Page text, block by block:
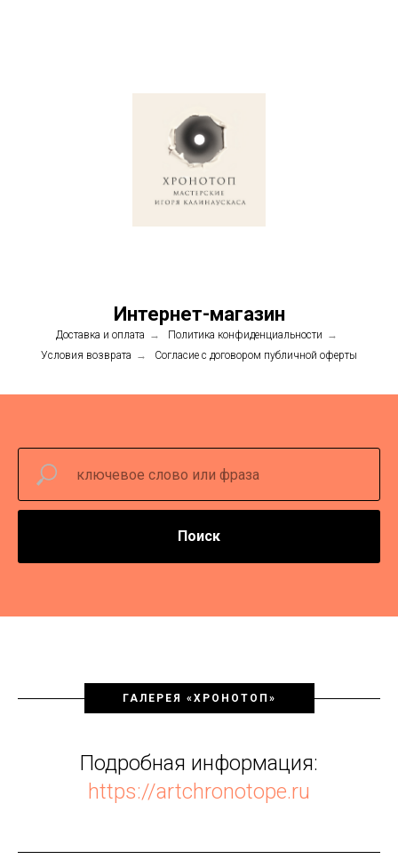
Интернет-магазин
Доставка и оплата → Политика конфиденциальности →
Условия возврата → Согласие с договором публичной оферты
Поиск
ГАЛЕРЕЯ «ХРОНОТОП»
Подробная информация:
https://artchronotope.ru